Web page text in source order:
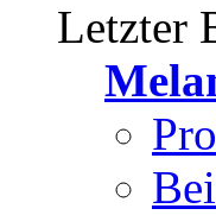
Letzter